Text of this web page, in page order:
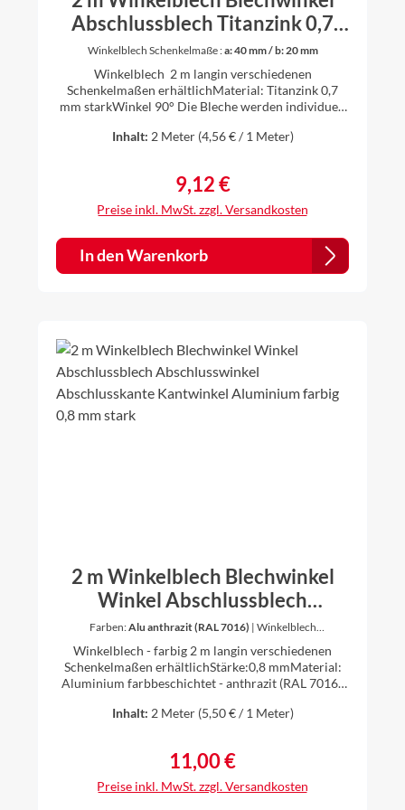
Abschlussblech Titanzink 0,7
mm stark
Winkelblech Schenkelmaße :a: 40 mm / b: 20 mm
Winkelblech 2 m langin verschiedenen
Schenkelmaßen erhältlichMaterial: Titanzink 0,7
mm starkWinkel 90° Die Bleche werden individuell
andere Zuschnitte und Winkel nach Ihren
Inhalt: 2 Meter (4,56 € / 1 Meter)
Regulärer Preis:
9,12 €
Preise inkl. MwSt. zzgl. Versandkosten
In den Warenkorb
2 m Winkelblech Blechwinkel
Winkel Abschlussblech
Abschlusswinkel
Abschlusskante Kantwinkel
Aluminium farbig 0,8 mm stark
Farben:Alu anthrazit (RAL 7016) |
Winkelblech - farbig 2 m langin verschiedenen
Schenkelmaßen erhältlichStärke:0,8 mmMaterial:
Aluminium farbbeschichtet - anthrazit (RAL 7016),
9010), braun (RAL 8014)einseitig farbig, farbige
Ihren Vorstellungen anzufertigen. Einfach vor dem
Kauf anfragen.
Inhalt: 2 Meter (5,50 € / 1 Meter)
Regulärer Preis:
11,00 €
Preise inkl. MwSt. zzgl. Versandkosten